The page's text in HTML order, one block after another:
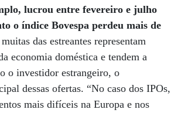
lucrou entre fevereiro e julho
o índice Bovespa perdeu mais de
das estreantes representam
economia doméstica e tendem a
o investidor estrangeiro, o
dessas ofertas. “No caso dos IPOs,
mais difíceis na Europa e nos